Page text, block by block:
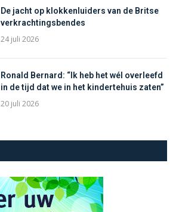
De jacht op klokkenluiders van de Britse
verkrachtingsbendes
24 juli 2026
Ronald Bernard: “Ik heb het wél overleefd
in de tijd dat we in het kindertehuis zaten”
20 juli 2026